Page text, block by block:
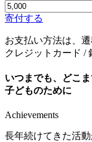
寄付する
お支払い方法は、
クレジットカード /
いつまでも、どこま
子どものために
Achievements
長年続けてきた活動